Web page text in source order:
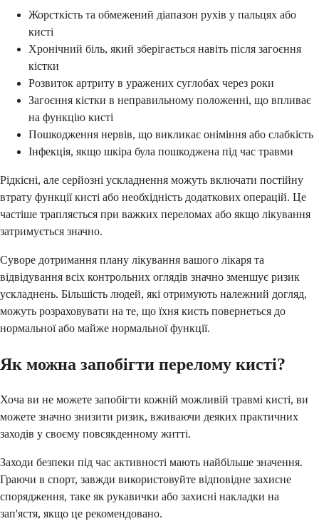
Жорсткість та обмежений діапазон рухів у пальцях або
кисті
Хронічний біль, який зберігається навіть після загоєння
кістки
Розвиток артриту в уражених суглобах через роки
Загоєння кістки в неправильному положенні, що впливає
на функцію кисті
Пошкодження нервів, що викликає оніміння або слабкість
Інфекція, якщо шкіра була пошкоджена під час травми
Рідкісні, але серйозні ускладнення можуть включати постійну
втрату функції кисті або необхідність додаткових операцій. Це
частіше трапляється при важких переломах або якщо лікування
затримується значно.
Суворе дотримання плану лікування вашого лікаря та
відвідування всіх контрольних оглядів значно зменшує ризик
ускладнень. Більшість людей, які отримують належний догляд,
можуть розраховувати на те, що їхня кисть повернеться до
нормальної або майже нормальної функції.
Як можна запобігти перелому кисті?
Хоча ви не можете запобігти кожній можливій травмі кисті, ви
можете значно знизити ризик, вживаючи деяких практичних
заходів у своєму повсякденному житті.
Заходи безпеки під час активності мають найбільше значення.
Граючи в спорт, завжди використовуйте відповідне захисне
спорядження, таке як рукавички або захисні накладки на
зап'ястя, якщо це рекомендовано.